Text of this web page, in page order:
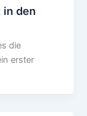
in den
die
erster